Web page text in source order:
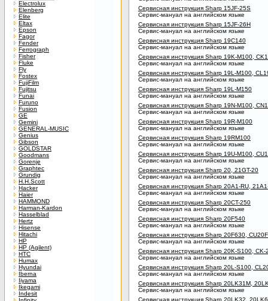
Electrolux
Elenberg
Elite
Eltax
Epson
Fagor
Fender
Ferrograph
Fisher
Fluke
Fly
Fostex
FujiFilm
Fujitsu
Funai
Furuno
Fusion
GE
Gemini
GENERAL-MUSIC
Genius
Gibson
GOLDSTAR
Goodmans
Gorenje
Graphtec
Grundig
H.H.Scott
Hacker
Haier
HAMMOND
Harman-Kardon
Hasselblad
Hertz
Hisense
Hitachi
HP
HP (Agilent)
HTC
Humax
Hyundai
Iberna
Iiyama
Ikegami
Indesit
Сервисная инструкция Sharp 15JF-25S
Сервис-мануал на английском языке
Сервисная инструкция Sharp 15JF-26H
Сервис-мануал на английском языке
Сервисная инструкция Sharp 19C140
Сервис-мануал на английском языке
Сервисная инструкция Sharp 19K-M100,
Сервис-мануал на английском языке
Сервисная инструкция Sharp 19L-M100,
Сервис-мануал на английском языке
Сервисная инструкция Sharp 19L-M150
Сервис-мануал на английском языке
Сервисная инструкция Sharp 19N-M100,
Сервис-мануал на английском языке
Сервисная инструкция Sharp 19R-M100
Сервис-мануал на английском языке
Сервисная инструкция Sharp 19RM100
Сервис-мануал на английском языке
Сервисная инструкция Sharp 19U-M100,
Сервис-мануал на английском языке
Сервисная инструкция Sharp 20, 21GT-20
Сервис-мануал на английском языке
Сервисная инструкция Sharp 20A1-RU,
Сервис-мануал на английском языке
Сервисная инструкция Sharp 20CT-250
Сервис-мануал на английском языке
Сервисная инструкция Sharp 20F540
Сервис-мануал на английском языке
Сервисная инструкция Sharp 20F630,
Сервис-мануал на английском языке
Сервисная инструкция Sharp 20K-S100,
Сервис-мануал на английском языке
Сервисная инструкция Sharp 20L-S100,
Сервис-мануал на английском языке
Сервисная инструкция Sharp 20LK31M,
Сервис-мануал на английском языке
Сервисная инструкция Sharp 20LK32,